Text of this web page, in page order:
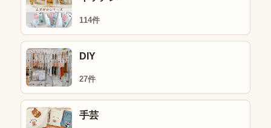
114件
DIY
27件
手芸